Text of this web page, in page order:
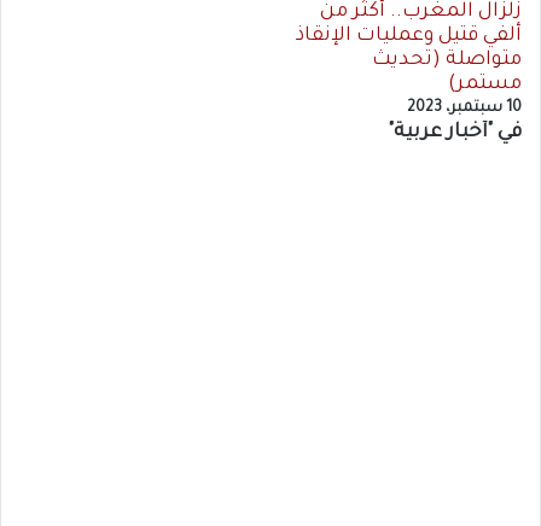
زلزال المغرب.. أكثر من
ألفي قتيل وعمليات الإنقاذ
متواصلة (تحديث
مستمر)
10 سبتمبر، 2023
في "أخبار عربية"